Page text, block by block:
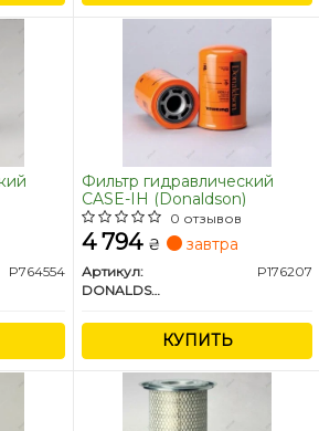
P764554
Фильтр гидравлический
CASE-IH (Donaldson)
0 отзывов
4 794 ₴ завтра
Артикул:
P176207
DONALDSON
КУПИТЬ